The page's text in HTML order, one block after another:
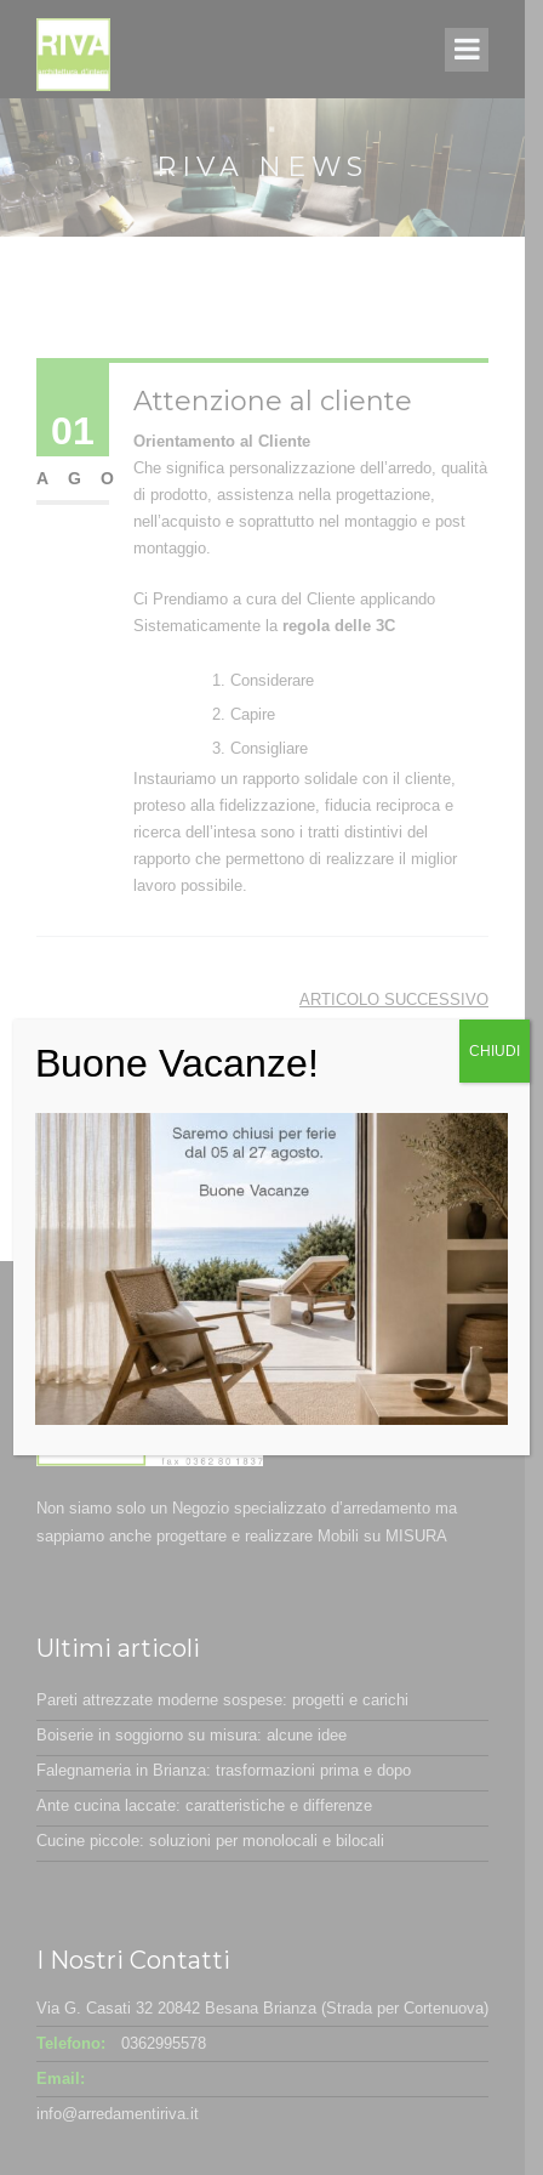
RIVA NEWS
01
AGO
Attenzione al cliente
Orientamento al Cliente
Che significa personalizzazione dell’arredo, qualità
di prodotto, assistenza nella progettazione,
nell’acquisto e soprattutto nel montaggio e post
montaggio.
Ci Prendiamo a cura del Cliente applicando
Sistematicamente la regola delle 3C
Considerare
Capire
Consigliare
Instauriamo un rapporto solidale con il cliente,
proteso alla fidelizzazione, fiducia reciproca e
ricerca dell’intesa sono i tratti distintivi del
rapporto che permettono di realizzare il miglior
lavoro possibile.
articoli
ARTICOLO SUCCESSIVO
Non siamo solo un Negozio specializzato d’arredamento ma
sappiamo anche progettare e realizzare Mobili su MISURA
Ultimi articoli
Pareti attrezzate moderne sospese: progetti e carichi
Boiserie in soggiorno su misura: alcune idee
Falegnameria in Brianza: trasformazioni prima e dopo
Ante cucina laccate: caratteristiche e differenze
Cucine piccole: soluzioni per monolocali e bilocali
I Nostri Contatti
Via G. Casati 32 20842 Besana Brianza (Strada per Cortenuova)
Telefono:
0362995578
Email:
info@arredamentiriva.it
Buone Vacanze! CHIUDI